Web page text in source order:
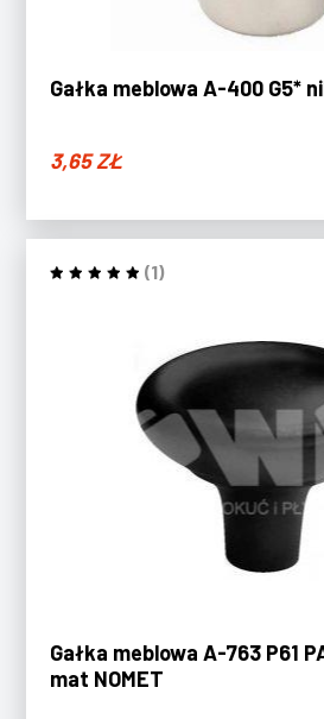
Gałka meblowa A-400 G5*
3,65ZŁ
(1)
Gałka meblowa A-763 P61
mat NOMET